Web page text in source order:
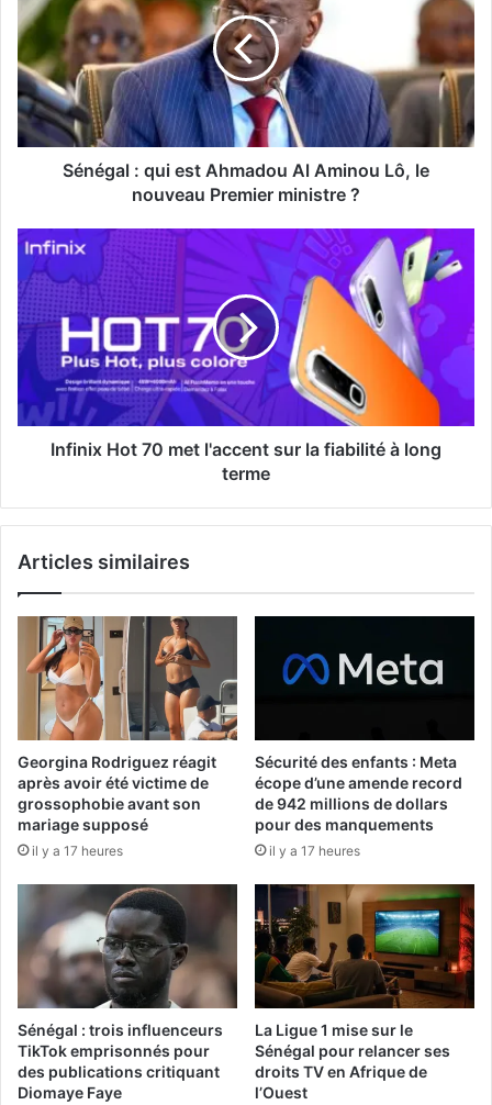
Sénégal : qui est Ahmadou Al Aminou Lô, le
nouveau Premier ministre ?
Infinix Hot 70 met l'accent sur la fiabilité à long
terme
Articles similaires
Georgina Rodriguez réagit
après avoir été victime de
grossophobie avant son
mariage supposé
il y a 17 heures
Sécurité des enfants : Meta
écope d’une amende record
de 942 millions de dollars
pour des manquements
il y a 17 heures
Sénégal : trois influenceurs
TikTok emprisonnés pour
des publications critiquant
Diomaye Faye
La Ligue 1 mise sur le
Sénégal pour relancer ses
droits TV en Afrique de
l’Ouest